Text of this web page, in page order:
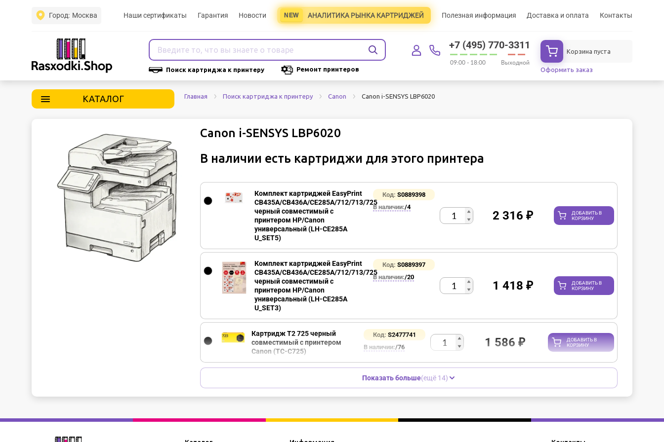
Город: Москва Наши сертификаты Гарантия Новости АНАЛИТИКА РЫНКА КАРТРИДЖЕЙ Полезная информация Доставка и оплата Контакты
Поиск картриджа к принтеру Ремонт принтеров
+7 (495) 770-3311
09:00 - 18:00 Выходной
Корзина пуста
Оформить заказ
КАТАЛОГ Главная Поиск картриджа к принтеру Canon Canon i-SENSYS LBP6020
Canon i-SENSYS LBP6020
В наличии есть картриджи для этого принтера
Комплект картриджей EasyPrint
CB435A/CB436A/CE285A/712/713/725
черный совместимый с
принтером HP/Canon
универсальный (LH-CE285A
U_SET5)
Код: S0889398
В наличии:/4
2 316 ₽
ДОБАВИТЬ В
КОРЗИНУ
Комплект картриджей EasyPrint
CB435A/CB436A/CE285A/712/713/725
черный совместимый с
принтером HP/Canon
универсальный (LH-CE285A
U_SET3)
Код: S0889397
В наличии:/20
1 418 ₽
ДОБАВИТЬ В
КОРЗИНУ
Картридж T2 725 черный
совместимый с принтером
Canon (TC-C725)
Код: S2477741
В наличии:/76 1 586₽
ДОБАВИТЬ В
КОРЗИНУ
Показать больше(ещё 14)